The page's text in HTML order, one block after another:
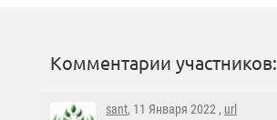
Комментарии участников:
sant, 11 Января 2022 , url